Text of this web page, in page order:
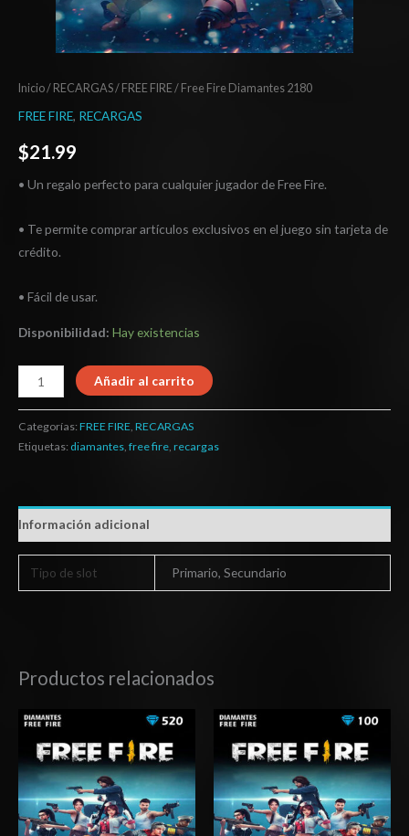
Inicio/ RECARGAS/ FREE FIRE/ Free Fire Diamantes 2180
FREE FIRE, RECARGAS
$21.99
• Un regalo perfecto para cualquier jugador de Free Fire.
• Te permite comprar artículos exclusivos en el juego sin tarjeta de
crédito.
• Fácil de usar.
Disponibilidad: Hay existencias
Añadir al carrito
Categorías: FREE FIRE RECARGAS
Etiquetas: diamantes free fire recargas
Información adicional
Tipo de slot Primario, Secundario
Productos relacionados